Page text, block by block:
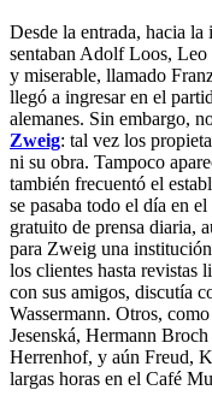
Desde la entrada, hacia la
sentaban Adolf Loos,
y miserable, llamado
llegó a ingresar en el
alemanes. Sin embargo,
Zweig: tal vez los
ni su obra. Tampoco
también frecuentó el
se pasaba todo el día en
gratuito de prensa diaria,
para Zweig una
los clientes hasta
con sus amigos, discutía
Wassermann. Otros,
Jesenská, Hermann
Herrenhof, y aún Freud,
largas horas en el Café